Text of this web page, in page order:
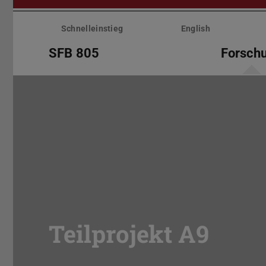
Menü
überspringenSchnelleinstieg English
SFB 805
Teilprojekt A9